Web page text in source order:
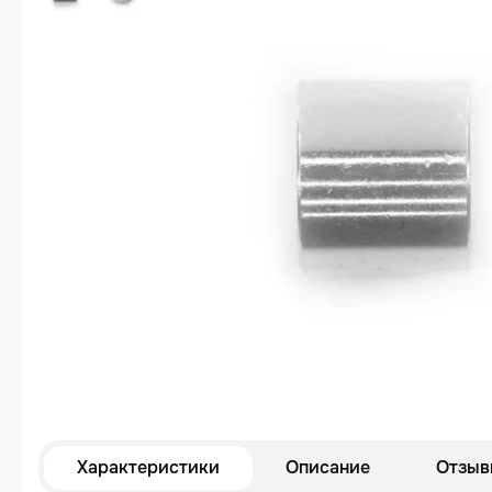
Характеристики Описание